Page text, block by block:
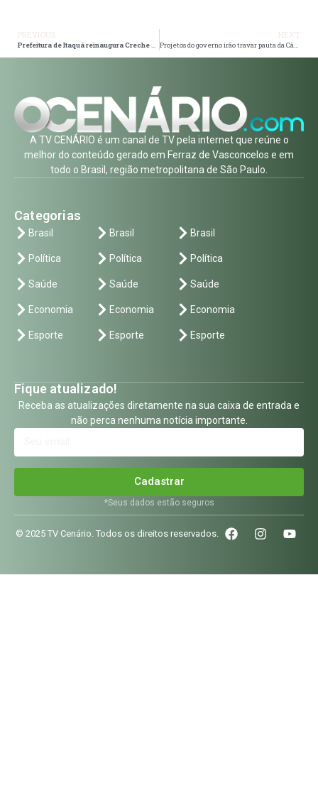
Prefeitura de Itaquá reinaugura Creche Municipal Marcos da Silva, no Jardim Campo Limpo Projetos do governo irão travar pauta da Câmara na próxima semana; veja quais são eles
A TV CENÁRIO é um canal de TV pela internet que reúne o
melhor do conteúdo gerado em Ferraz de Vasconcelos e em
todo o Brasil, região metropolitana de São Paulo.
Categorias
Brasil
Política
Saúde
Economia
Esporte
Brasil
Política
Saúde
Economia
Esporte
Brasil
Política
Saúde
Economia
Esporte
Fique atualizado!
Receba as atualizações diretamente na sua caixa de entrada e
não perca nenhuma notícia importante.
Cadastrar
*Seus dados estão seguros
© 2025 TV Cenário. Todos os direitos reservados.